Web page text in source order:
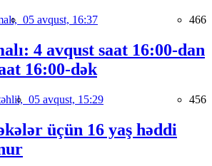
05 avqust, 16:37 466
4 avqust saat 16:00-dan
16:00-dək
05 avqust, 15:29 456
üçün 16 yaş həddi